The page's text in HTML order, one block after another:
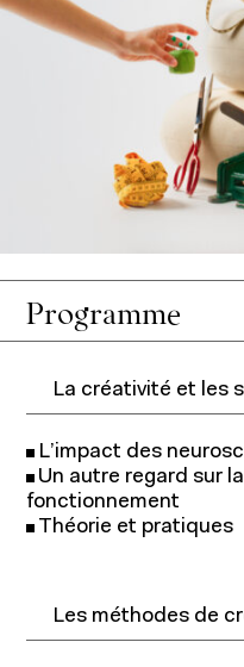
Programme
La créativité et les
L’impact des
Un autre regard sur
fonctionnement
Théorie et pratiques
Les méthodes de